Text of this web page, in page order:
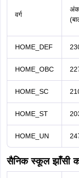
वर्ग
अंक
HOME_DEF
HOME_OBC
HOME_SC
HOME_ST
HOME_UN
सैनिक स्कूल झाँसी